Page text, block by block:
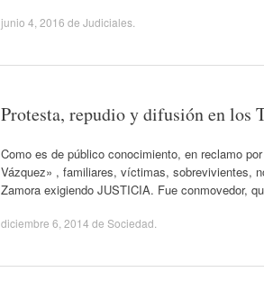
junio 4, 2016 de Judiciales
Protesta, repudio y difusión en los
Como es de público conocimiento, en reclamo
Vázquez» , familiares, víctimas, sobrevivientes,
Zamora exigiendo JUSTICIA. Fue conmovedor,
diciembre 6, 2014 de Sociedad